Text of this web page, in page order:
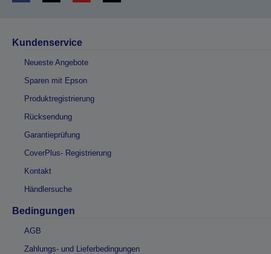
Kundenservice
Neueste Angebote
Sparen mit Epson
Produktregistrierung
Rücksendung
Garantieprüfung
CoverPlus- Registrierung
Kontakt
Händlersuche
Bedingungen
AGB
Zahlungs- und Lieferbedingungen